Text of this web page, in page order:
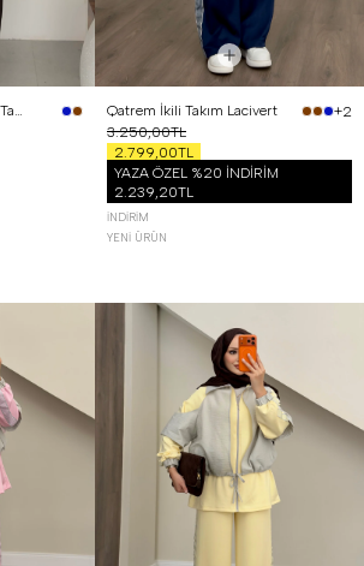
Tiny Premium Modal İkili Takım Kahverengi
Qatrem İkili Takım Lacivert
+2
3.250,00TL
2.799,00TL
YAZA ÖZEL %20 İNDİRİM
2.239,20TL
İNDIRIM
YENI ÜRÜN